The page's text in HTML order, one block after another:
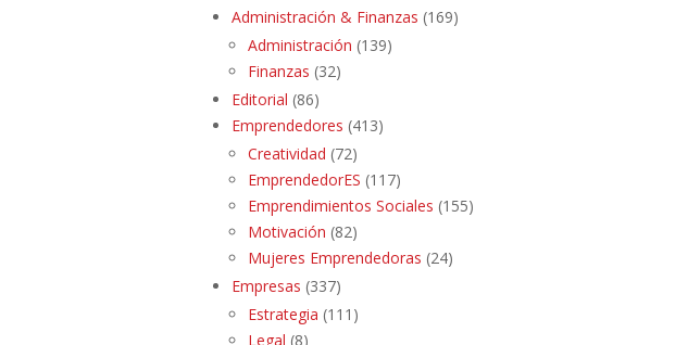
Administración & Finanzas (169)
Administración (139)
Finanzas (32)
Editorial (86)
Emprendedores (413)
Creatividad (72)
EmprendedorES (117)
Emprendimientos Sociales (155)
Motivación (82)
Mujeres Emprendedoras (24)
Empresas (337)
Estrategia (111)
Legal (8)